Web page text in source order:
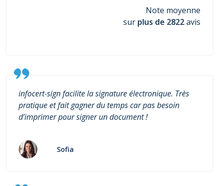
Note moyenne
sur plus de 2822avis
infocert-sign facilite la signature électronique. Très
pratique et fait gagner du temps car pas besoin
d’imprimer pour signer un document !
Sofia